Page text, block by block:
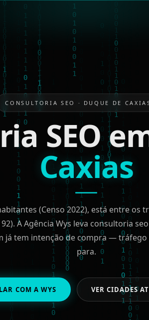
CONSULTORIA SEO · DUQUE DE
SEO
Caxias
(Censo 2022), está entre
92). A Agência Wys leva consultoria
já tem intenção de compra —
para.
COM A WYS VER CIDADES